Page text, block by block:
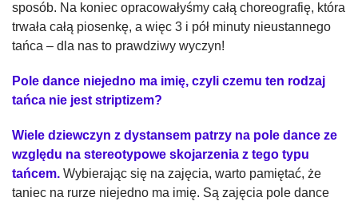
sposób. Na koniec opracowałyśmy całą choreografię, która
trwała całą piosenkę, a więc 3 i pół minuty nieustannego
tańca – dla nas to prawdziwy wyczyn!
Pole dance niejedno ma imię, czyli czemu ten rodzaj
tańca nie jest striptizem?
Wiele dziewczyn z dystansem patrzy na pole dance ze
względu na stereotypowe skojarzenia z tego typu
tańcem. Wybierając się na zajęcia, warto pamiętać, że
taniec na rurze niejedno ma imię. Są zajęcia pole dance